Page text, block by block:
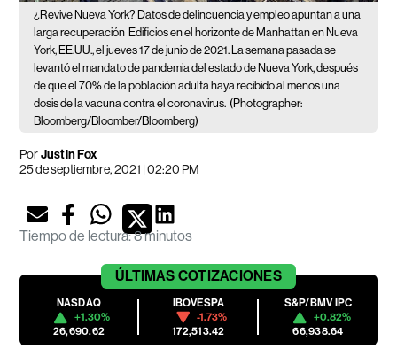
¿Revive Nueva York? Datos de delincuencia y empleo apuntan a una
larga recuperación Edificios en el horizonte de Manhattan en Nueva
York, EE.UU., el jueves 17 de junio de 2021. La semana pasada se
levantó el mandato de pandemia del estado de Nueva York, después
de que el 70% de la población adulta haya recibido al menos una
dosis de la vacuna contra el coronavirus. (Photographer:
Bloomberg/Bloomber/Bloomberg)
PorJustin Fox
25 de septiembre, 2021 | 02:20 PM
Tiempo de lectura:8 minutos
ÚLTIMAS COTIZACIONES
NASDAQ
+1.30%
26,690.62
IBOVESPA
-1.73%
172,513.42
S&P/BMV IPC
+0.82%
66,938.64